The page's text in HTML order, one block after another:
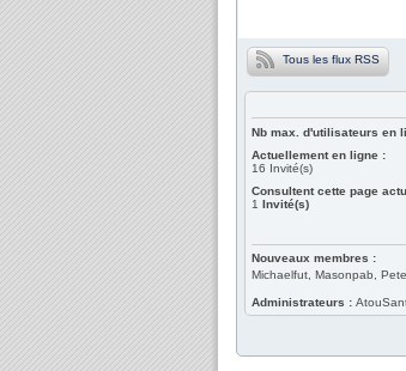
Tous les flux RSS
Nb max. d'utilisateurs en
Actuellement en ligne :
16 Invité(s)
Consultent cette page
1 Invité(s)
Nouveaux membres :
Michaelfut, Masonpab,
Administrateurs :